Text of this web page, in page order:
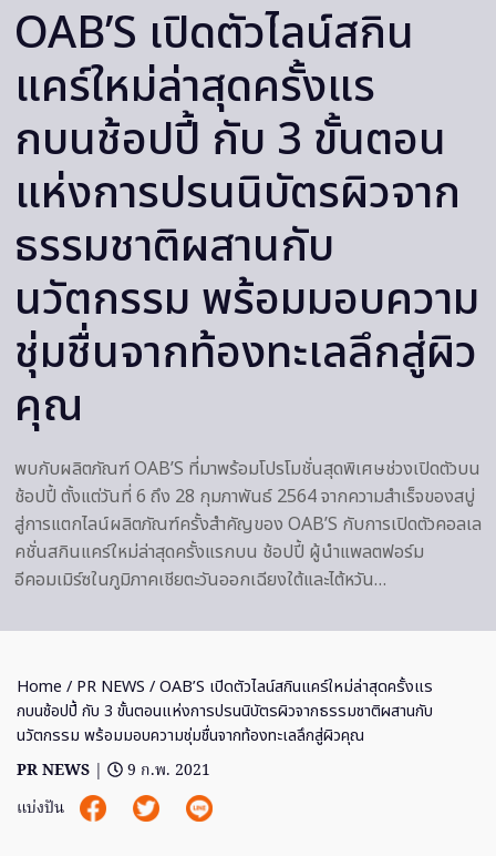
OAB’S เปิดตัวไลน์สกิน
แคร์ใหม่ล่าสุดครั้งแร
กบนช้อปปี้ กับ 3 ขั้นตอน
แห่งการปรนนิบัตรผิวจาก
ธรรมชาติผสานกับ
นวัตกรรม พร้อมมอบความ
ชุ่มชื่นจากท้องทะเลลึกสู่ผิว
คุณ
พบกับผลิตภัณฑ์ OAB’S ที่มาพร้อมโปรโมชั่นสุดพิเศษช่วงเปิดตัวบน
ช้อปปี้ ตั้งแต่วันที่ 6 ถึง 28 กุมภาพันธ์ 2564 จากความสำเร็จของสบู่
สู่การแตกไลน์ผลิตภัณฑ์ครั้งสำคัญของ OAB’S กับการเปิดตัวคอลเล
คชั่นสกินแคร์ใหม่ล่าสุดครั้งแรกบน ช้อปปี้ ผู้นำแพลตฟอร์ม
อีคอมเมิร์ซในภูมิภาคเชียตะวันออกเฉียงใต้และไต้หวัน…
Home / PR NEWS / OAB’S เปิดตัวไลน์สกินแคร์ใหม่ล่าสุดครั้งแร
กบนช้อปปี้ กับ 3 ขั้นตอนแห่งการปรนนิบัตรผิวจากธรรมชาติผสานกับ
นวัตกรรม พร้อมมอบความชุ่มชื่นจากท้องทะเลลึกสู่ผิวคุณ
PR NEWS |
9 ก.พ. 2021
แบ่งปัน